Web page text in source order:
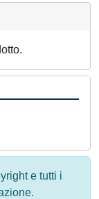
e tutti i